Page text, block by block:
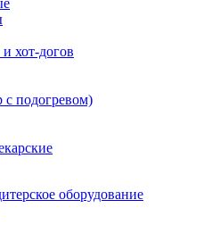
хот-догов
с подогревом)
оборудование